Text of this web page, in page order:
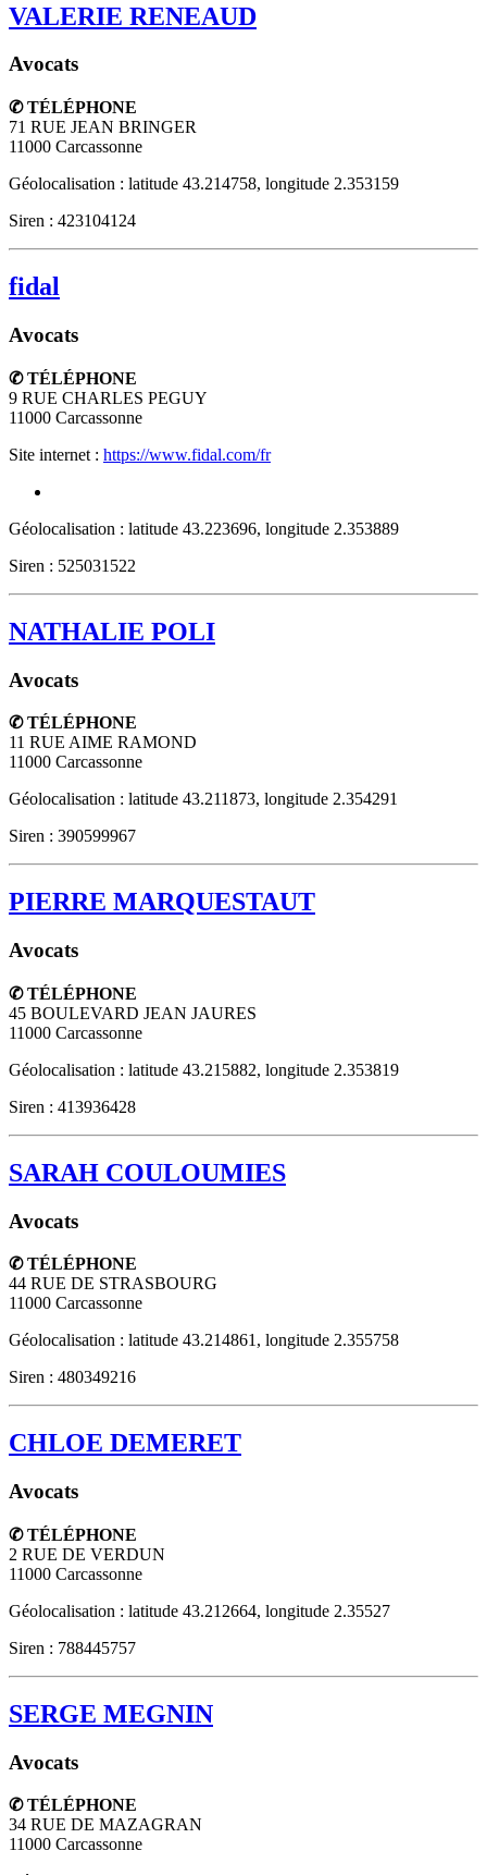
VALERIE RENEAUD
Avocats
✆ TÉLÉPHONE
71 RUE JEAN BRINGER
11000 Carcassonne
Géolocalisation : latitude 43.214758, longitude 2.353159
Siren : 423104124
fidal
Avocats
✆ TÉLÉPHONE
9 RUE CHARLES PEGUY
11000 Carcassonne
Site internet : https://www.fidal.com/fr
Géolocalisation : latitude 43.223696, longitude 2.353889
Siren : 525031522
NATHALIE POLI
Avocats
✆ TÉLÉPHONE
11 RUE AIME RAMOND
11000 Carcassonne
Géolocalisation : latitude 43.211873, longitude 2.354291
Siren : 390599967
PIERRE MARQUESTAUT
Avocats
✆ TÉLÉPHONE
45 BOULEVARD JEAN JAURES
11000 Carcassonne
Géolocalisation : latitude 43.215882, longitude 2.353819
Siren : 413936428
SARAH COULOUMIES
Avocats
✆ TÉLÉPHONE
44 RUE DE STRASBOURG
11000 Carcassonne
Géolocalisation : latitude 43.214861, longitude 2.355758
Siren : 480349216
CHLOE DEMERET
Avocats
✆ TÉLÉPHONE
2 RUE DE VERDUN
11000 Carcassonne
Géolocalisation : latitude 43.212664, longitude 2.35527
Siren : 788445757
SERGE MEGNIN
Avocats
✆ TÉLÉPHONE
34 RUE DE MAZAGRAN
11000 Carcassonne